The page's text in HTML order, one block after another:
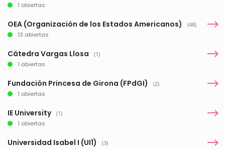
1 abiertas
OEA (Organización de los Estados Americanos) (48)
13 abiertas
Cátedra Vargas Llosa (1)
1 abiertas
Fundación Princesa de Girona (FPdGI) (2)
1 abiertas
IE University (1)
1 abiertas
Universidad Isabel I (UI1) (3)